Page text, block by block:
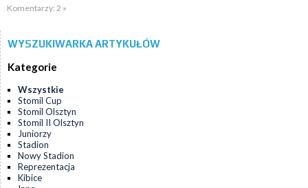
Komentarzy: 2 »
WYSZUKIWARKA ARTYKUŁÓW
Kategorie
Wszystkie
Stomil Cup
Stomil Olsztyn
Stomil II Olsztyn
Juniorzy
Stadion
Nowy Stadion
Reprezentacja
Kibice